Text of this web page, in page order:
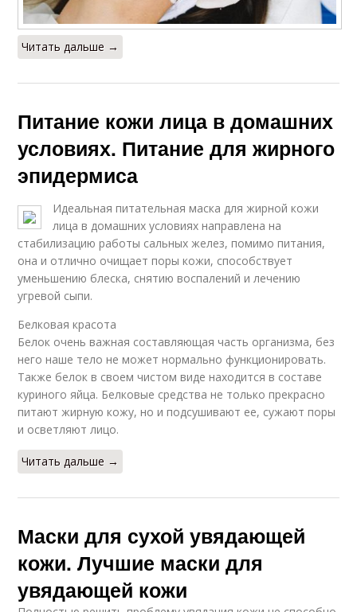
Читать дальше →
Питание кожи лица в домашних
условиях. Питание для жирного
эпидермиса
Идеальная питательная маска для жирной кожи
лица в домашних условиях направлена на
стабилизацию работы сальных желез, помимо питания,
она и отлично очищает поры кожи, способствует
уменьшению блеска, снятию воспалений и лечению
угревой сыпи.
Белковая красота
Белок очень важная составляющая часть организма, без
него наше тело не может нормально функционировать.
Также белок в своем чистом виде находится в составе
куриного яйца. Белковые средства не только прекрасно
питают жирную кожу, но и подсушивают ее, сужают поры
и осветляют лицо.
Читать дальше →
Маски для сухой увядающей
кожи. Лучшие маски для
увядающей кожи